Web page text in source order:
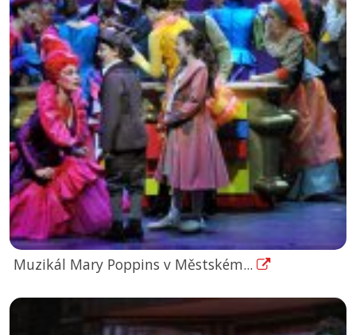
Muzikál Mary Poppins v Městském...